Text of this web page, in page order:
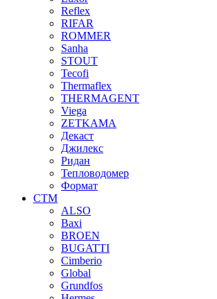
Reflex
RIFAR
ROMMER
Sanha
STOUT
Tecofi
Thermaflex
THERMAGENT
Viega
ZETKAMA
Декаст
Джилекс
Ридан
Тепловодомер
Формат
СТМ
ALSO
Baxi
BROEN
BUGATTI
Cimberio
Global
Grundfos